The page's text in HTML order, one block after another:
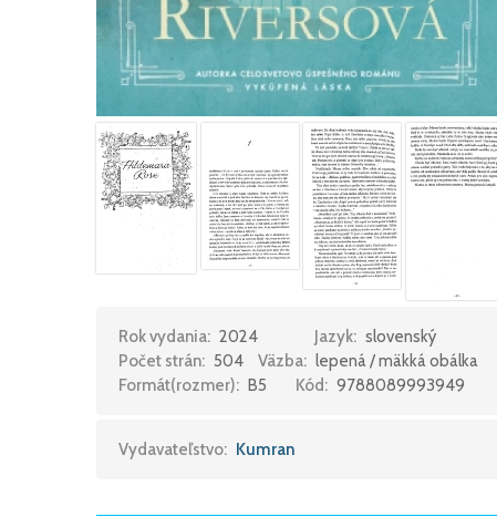
Rok vydania: 2024 Jazyk: slovenský
Počet strán: 504 Väzba: lepená / mäkká obálka
Formát(rozmer): B5 Kód: 9788089993949
Vydavateľstvo: Kumran